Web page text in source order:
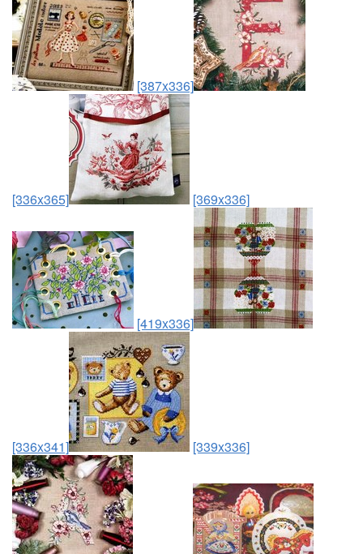
[387x336]
[336x365] [369x336]
[419x336]
[336x341] [339x336]